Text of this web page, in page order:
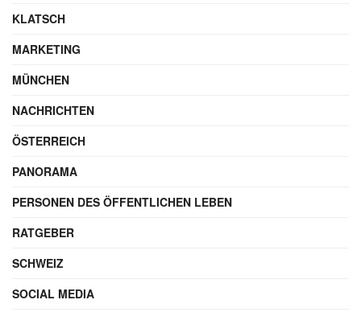
KLATSCH
MARKETING
MÜNCHEN
NACHRICHTEN
ÖSTERREICH
PANORAMA
PERSONEN DES ÖFFENTLICHEN LEBEN
RATGEBER
SCHWEIZ
SOCIAL MEDIA